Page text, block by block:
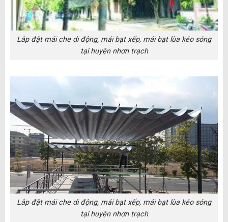
Lắp đặt mái che di động, mái bạt xếp, mái bạt lùa kéo sóng
tại huyện nhơn trạch
Lắp đặt mái che di động, mái bạt xếp, mái bạt lùa kéo sóng
tại huyện nhơn trạch